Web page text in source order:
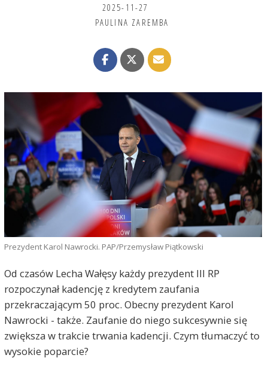
2025-11-27
PAULINA ZAREMBA
Prezydent Karol Nawrocki. PAP/Przemysław Piątkowski
Od czasów Lecha Wałęsy każdy prezydent III RP
rozpoczynał kadencję z kredytem zaufania
przekraczającym 50 proc. Obecny prezydent Karol
Nawrocki - także. Zaufanie do niego sukcesywnie się
zwiększa w trakcie trwania kadencji. Czym tłumaczyć to
wysokie poparcie?